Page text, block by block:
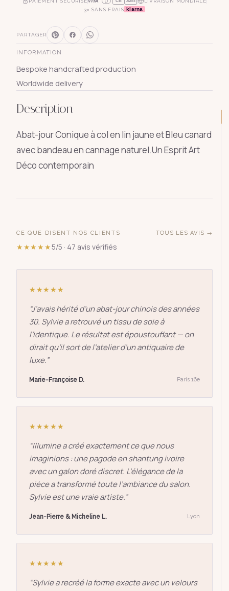
AMEX
3× SANS FRAIS klarna
PARTAGER
INFORMATION
Bespoke handcrafted production
Worldwide delivery
Description
Abat-jour Conique à col en lin jaune et Bleu canard
avec bandeau en cannage naturel.Un Esprit Art
Déco contemporain
CE QUE DISENT NOS CLIENTS
★★★★★5/5 · 47 avis vérifiés
TOUS LES AVIS →
★★★★★
“J’avais hérité d’un abat-jour chinois des années
30. Sylvie a retrouvé un tissu de soie à
l’identique. Le résultat est époustouflant — on
dirait qu’il sort de l’atelier d’un antiquaire de
luxe.”
Marie-Françoise D. Paris 16e
★★★★★
“Illumine a créé exactement ce que nous
imaginions : une pagode en shantung ivoire
avec un galon doré discret. L’élégance de la
pièce a transformé toute l’ambiance du salon.
Sylvie est une vraie artiste.”
Jean-Pierre & Micheline L. Lyon
★★★★★
“Sylvie a recréé la forme exacte avec un velours